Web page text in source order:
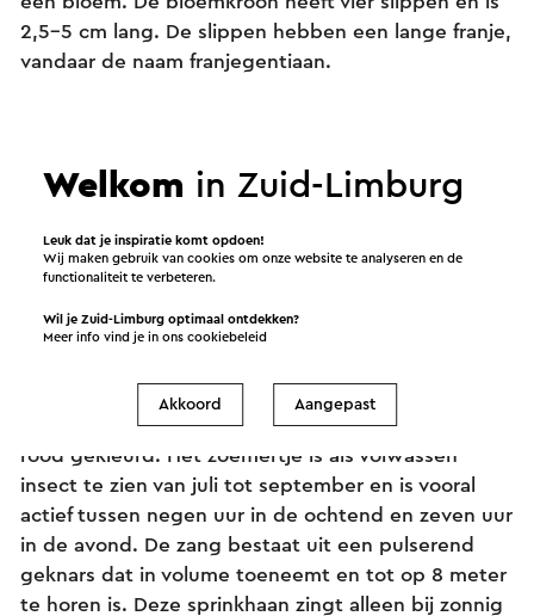
2,5-5 cm lang. De slippen hebben een lange franje,
vandaar de naam franjegentiaan.
Het zoemertje zingt alleen bij
De habitat van het zoemertje (sprinkhaan) bestaat
kalkgraslanden. De kleur is groen, de opstaande
kleur en ietwat naar elkaar gebogen in het midden.
De achterlijfspunt is met name bij de mannetjes fel
rood gekleurd. Het zoemertje is als volwassen
insect te zien van juli tot september en is vooral
actief tussen negen uur in de ochtend en zeven uur
in de avond. De zang bestaat uit een pulserend
geknars dat in volume toeneemt en tot op 8 meter
te horen is. Deze sprinkhaan zingt alleen bij zonnig
Welkom in Zuid-Limburg
Leuk dat je inspiratie komt opdoen!
Wij maken gebruik van cookies om onze website te analyseren en de
functionaliteit te verbeteren.
Wil je Zuid-Limburg optimaal ontdekken?
Meer info vind je in onscookiebeleid
Akkoord Aangepast